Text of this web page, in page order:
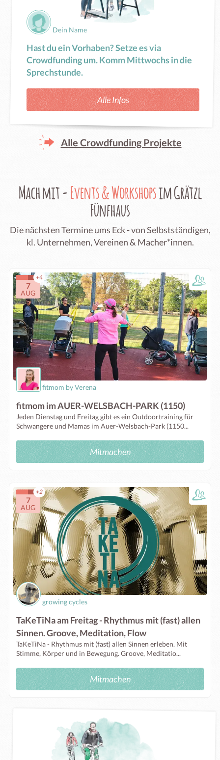
Dein Name
Hast du ein Vorhaben? Setze es via
Crowdfunding um. Komm Mittwochs in die
Sprechstunde.
Alle Infos
Alle Crowdfunding Projekte
Mach mit -Events & Workshopsim Grätzl
Fünfhaus
Die nächsten Termine ums Eck - von Selbstständigen,
kl. Unternehmen, Vereinen & Macher*innen.
7
AUG
+4
fitmom by Verena
fitmom im AUER-WELSBACH-PARK (1150)
Jeden Dienstag und Freitag gibt es ein Outdoortraining für
Schwangere und Mamas im Auer-Welsbach-Park (1150...
Mitmachen
7
AUG
+2
growing cycles
TaKeTiNa am Freitag - Rhythmus mit (fast) allen
Sinnen. Groove, Meditation, Flow
TaKeTiNa - Rhythmus mit (fast) allen Sinnen erleben. Mit
Stimme, Körper und in Bewegung. Groove, Meditatio...
Mitmachen